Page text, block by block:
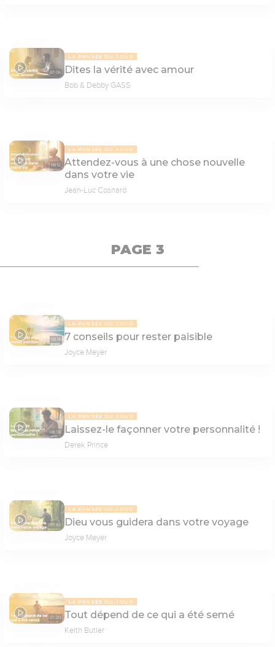
07:06
LA PENSÉE DU JOUR
Dites la vérité avec amour
Bob & Debby GASS
08:12
LA PENSÉE DU JOUR
Attendez-vous à une chose nouvelle
dans votre vie
Jean-Luc Cosnard
PAGE 3
08:14
LA PENSÉE DU JOUR
7 conseils pour rester paisible
Joyce Meyer
08:38
LA PENSÉE DU JOUR
Laissez-le façonner votre personnalité !
Derek Prince
07:43
LA PENSÉE DU JOUR
Dieu vous guidera dans votre voyage
Joyce Meyer
07:20
LA PENSÉE DU JOUR
Tout dépend de ce qui a été semé
Keith Butler